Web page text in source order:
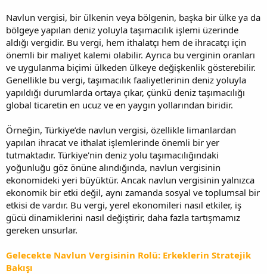
Navlun vergisi, bir ülkenin veya bölgenin, başka bir ülke ya da
bölgeye yapılan deniz yoluyla taşımacılık işlemi üzerinde
aldığı vergidir. Bu vergi, hem ithalatçı hem de ihracatçı için
önemli bir maliyet kalemi olabilir. Ayrıca bu verginin oranları
ve uygulanma biçimi ülkeden ülkeye değişkenlik gösterebilir.
Genellikle bu vergi, taşımacılık faaliyetlerinin deniz yoluyla
yapıldığı durumlarda ortaya çıkar, çünkü deniz taşımacılığı
global ticaretin en ucuz ve en yaygın yollarından biridir.
Örneğin, Türkiye’de navlun vergisi, özellikle limanlardan
yapılan ihracat ve ithalat işlemlerinde önemli bir yer
tutmaktadır. Türkiye'nin deniz yolu taşımacılığındaki
yoğunluğu göz önüne alındığında, navlun vergisinin
ekonomideki yeri büyüktür. Ancak navlun vergisinin yalnızca
ekonomik bir etki değil, aynı zamanda sosyal ve toplumsal bir
etkisi de vardır. Bu vergi, yerel ekonomileri nasıl etkiler, iş
gücü dinamiklerini nasıl değiştirir, daha fazla tartışmamız
gereken unsurlar.
Gelecekte Navlun Vergisinin Rolü: Erkeklerin Stratejik
Bakışı